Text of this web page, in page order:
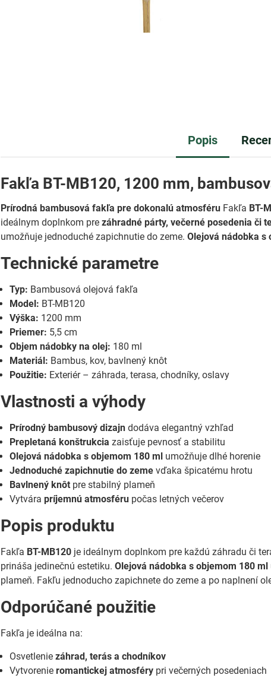
Popis
Fakľa BT-MB120, 1200 mm,
Prírodná bambusová fakľa pre dokonalú atmosféru Fakľa BT-
ideálnym doplnkom prezáhradné párty, večerné posedenia či
umožňuje jednoduché zapichnutie do zeme.Olejová nádobka s
Technické parametre
Typ: Bambusová olejová fakľa
Model: BT-MB120
Výška: 1200 mm
Priemer: 5,5 cm
Objem nádobky na olej: 180 ml
Materiál: Bambus, kov, bavlnený knôt
Použitie: Exteriér – záhrada, terasa, chodníky, oslavy
Vlastnosti a výhody
Prírodný bambusový dizajn dodáva elegantný vzhľad
Prepletaná konštrukcia zaisťuje pevnosť a stabilitu
Olejová nádobka s objemom 180 ml umožňuje dlhé horenie
Jednoduché zapichnutie do zeme vďaka špicatému hrotu
Bavlnený knôt pre stabilný plameň
Vytvárapríjemnú atmosféru počas letných večerov
Popis produktu
Fakľa BT-MB120 je ideálnym doplnkom pre každú záhradu či
prináša jedinečnú estetiku.Olejová nádobka s objemom 180 ml
plameň. Fakľu jednoducho zapichnete do zeme a po naplnení
Odporúčané použitie
Fakľa je ideálna na:
Osvetleniezáhrad, terás a chodníkov
Vytvorenieromantickej atmosféry pri večerných posedeniach